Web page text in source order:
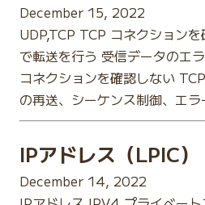
December 15, 2022
UDP,TCP TCP コネクション
で転送を行う 受信データのエ
コネクションを確認しない
の再送、シーケンス制御、エラ
IPアドレス（LPIC）
December 14, 2022